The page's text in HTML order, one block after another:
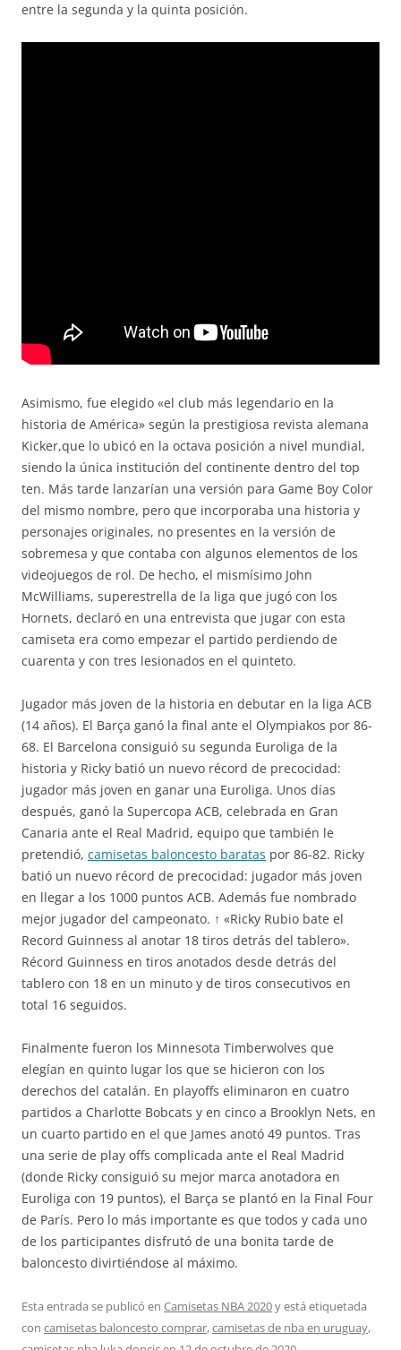
entre la segunda y la quinta posición.
Asimismo, fue elegido «el club más legendario en la
historia de América» según la prestigiosa revista alemana
Kicker,que lo ubicó en la octava posición a nivel mundial,
siendo la única institución del continente dentro del top
ten. Más tarde lanzarían una versión para Game Boy Color
del mismo nombre, pero que incorporaba una historia y
personajes originales, no presentes en la versión de
sobremesa y que contaba con algunos elementos de los
videojuegos de rol. De hecho, el mismísimo John
McWilliams, superestrella de la liga que jugó con los
Hornets, declaró en una entrevista que jugar con esta
camiseta era como empezar el partido perdiendo de
cuarenta y con tres lesionados en el quinteto.
Jugador más joven de la historia en debutar en la liga ACB
(14 años). El Barça ganó la final ante el Olympiakos por 86-
68. El Barcelona consiguió su segunda Euroliga de la
historia y Ricky batió un nuevo récord de precocidad:
jugador más joven en ganar una Euroliga. Unos días
después, ganó la Supercopa ACB, celebrada en Gran
Canaria ante el Real Madrid, equipo que también le
pretendió, camisetas baloncesto baratas por 86-82. Ricky
batió un nuevo récord de precocidad: jugador más joven
en llegar a los 1000 puntos ACB. Además fue nombrado
mejor jugador del campeonato. ↑ «Ricky Rubio bate el
Record Guinness al anotar 18 tiros detrás del tablero».
Récord Guinness en tiros anotados desde detrás del
tablero con 18 en un minuto y de tiros consecutivos en
total 16 seguidos.
Finalmente fueron los Minnesota Timberwolves que
elegían en quinto lugar los que se hicieron con los
derechos del catalán. En playoffs eliminaron en cuatro
partidos a Charlotte Bobcats y en cinco a Brooklyn Nets, en
un cuarto partido en el que James anotó 49 puntos. Tras
una serie de play offs complicada ante el Real Madrid
(donde Ricky consiguió su mejor marca anotadora en
Euroliga con 19 puntos), el Barça se plantó en la Final Four
de París. Pero lo más importante es que todos y cada uno
de los participantes disfrutó de una bonita tarde de
baloncesto divirtiéndose al máximo.
Esta entrada se publicó en Camisetas NBA 2020y está etiquetada
con camisetas baloncesto comprar,camisetas de nba en uruguay,